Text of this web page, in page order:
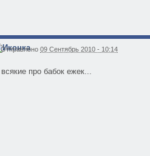
Отправлено09 Сентябрь 2010 - 10:14
всякие про бабок ежек...